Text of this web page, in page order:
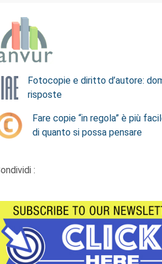
Fotocopie e diritto d’autore:
risposte
Fare copie “in regola” è più
di quanto si possa pensare
: